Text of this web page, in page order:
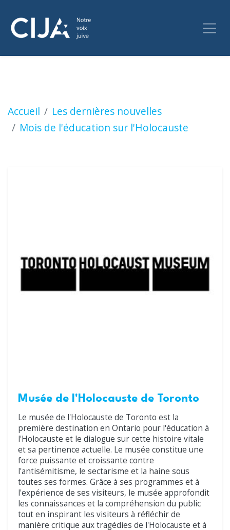
Accueil
Les dernières nouvelles
Mois de l'éducation sur l'Holocauste
Musées et centres d'éducation sur
Musée de l'Holocauste de Toronto
Le musée de l'Holocauste de Toronto est la
première destination en Ontario pour l'éducation à
l'Holocauste et le dialogue sur cette histoire vitale
et sa pertinence actuelle. Le musée constitue une
force puissante et croissante contre
l'antisémitisme, le sectarisme et la haine sous
toutes ses formes. Grâce à ses programmes et à
l'expérience de ses visiteurs, le musée approfondit
les connaissances et la compréhension du public
tout en inspirant les visiteurs à réfléchir de
manière critique aux tragédies de l'Holocauste et à